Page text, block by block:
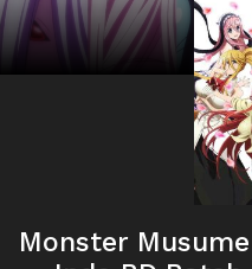
Monster